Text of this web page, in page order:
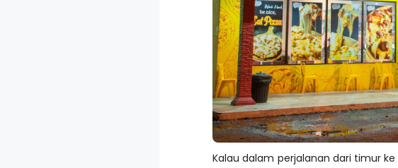
Kalau dalam perjalanan dari timur